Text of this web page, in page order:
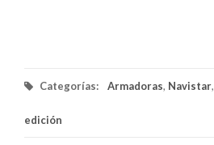
Categorías: Armadoras, Navistar,
edición